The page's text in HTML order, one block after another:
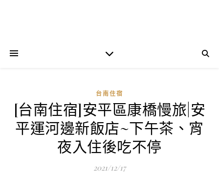
台南住宿
[台南住宿]安平區康橋慢旅|安
平運河邊新飯店~下午茶、宵
夜入住後吃不停
2021/12/17